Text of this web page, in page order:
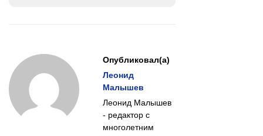
Опубликовал(а)
Леонид
Малышев
Леонид Малышев
- редактор с
многолетним